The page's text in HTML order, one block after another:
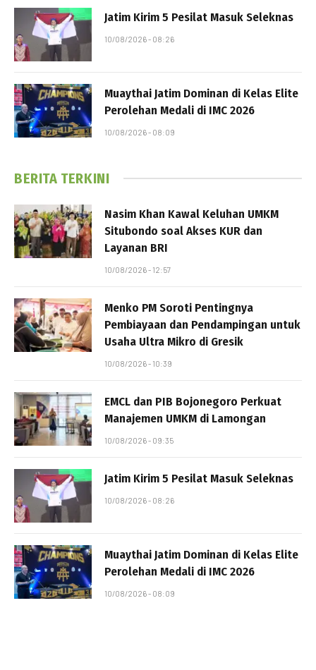
Jatim Kirim 5 Pesilat Masuk Seleknas
10/08/2026 - 08:26
Muaythai Jatim Dominan di Kelas Elite
Perolehan Medali di IMC 2026
10/08/2026 - 08:09
BERITA TERKINI
Nasim Khan Kawal Keluhan UMKM
Situbondo soal Akses KUR dan
Layanan BRI
10/08/2026 - 12:57
Menko PM Soroti Pentingnya
Pembiayaan dan Pendampingan untuk
Usaha Ultra Mikro di Gresik
10/08/2026 - 10:39
EMCL dan PIB Bojonegoro Perkuat
Manajemen UMKM di Lamongan
10/08/2026 - 09:35
Jatim Kirim 5 Pesilat Masuk Seleknas
10/08/2026 - 08:26
Muaythai Jatim Dominan di Kelas Elite
Perolehan Medali di IMC 2026
10/08/2026 - 08:09